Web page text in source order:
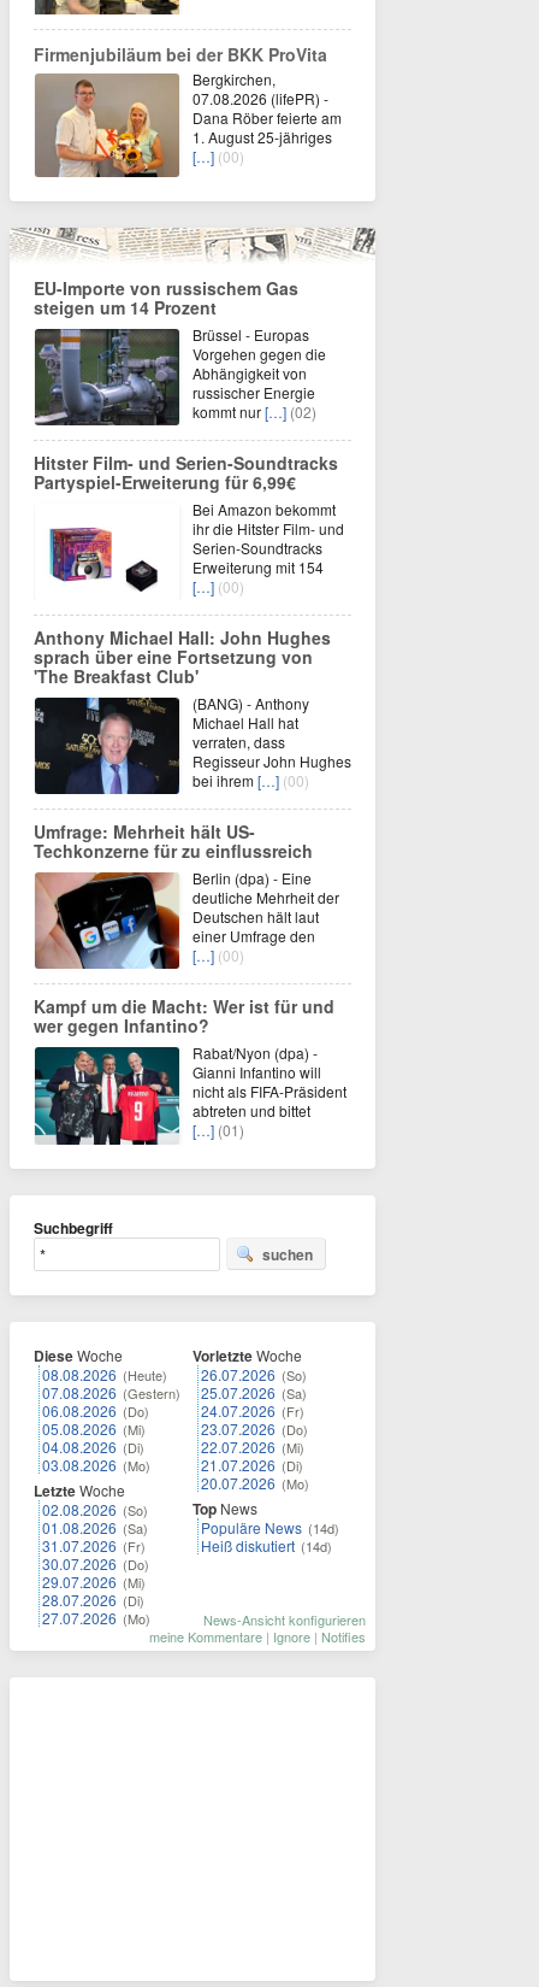
Firmenjubiläum bei der BKK ProVita
Bergkirchen,
07.08.2026 (lifePR) -
Dana Röber feierte am
1. August 25-jähriges
[…] (00)
EU-Importe von russischem Gas
steigen um 14 Prozent
Brüssel - Europas
Vorgehen gegen die
Abhängigkeit von
russischer Energie
kommt nur[…] (02)
Hitster Film- und Serien-Soundtracks
Partyspiel-Erweiterung für 6,99€
Bei Amazon bekommt
ihr die Hitster Film- und
Serien-Soundtracks
Erweiterung mit 154
[…] (00)
Anthony Michael Hall: John Hughes
sprach über eine Fortsetzung von
'The Breakfast Club'
(BANG) - Anthony
Michael Hall hat
verraten, dass
Regisseur John Hughes
bei ihrem[…] (00)
Umfrage: Mehrheit hält US-
Techkonzerne für zu einflussreich
Berlin (dpa) - Eine
deutliche Mehrheit der
Deutschen hält laut
einer Umfrage den
[…] (00)
Kampf um die Macht: Wer ist für und
wer gegen Infantino?
Rabat/Nyon (dpa) -
Gianni Infantino will
nicht als FIFA-Präsident
abtreten und bittet
[…] (01)
Suchbegriff
suchen
DieseWoche
08.08.2026 (Heute)
07.08.2026 (Gestern)
06.08.2026 (Do)
05.08.2026 (Mi)
04.08.2026 (Di)
03.08.2026 (Mo)
LetzteWoche
02.08.2026 (So)
01.08.2026 (Sa)
31.07.2026 (Fr)
30.07.2026 (Do)
29.07.2026 (Mi)
28.07.2026 (Di)
27.07.2026 (Mo)
VorletzteWoche
26.07.2026 (So)
25.07.2026 (Sa)
24.07.2026 (Fr)
23.07.2026 (Do)
22.07.2026 (Mi)
21.07.2026 (Di)
20.07.2026 (Mo)
Top News
Populäre News (14d)
Heiß diskutiert (14d)
News-Ansicht konfigurieren
meine Kommentare | Ignore | Notifies